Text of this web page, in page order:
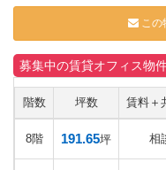
この
募集中の賃貸オフィス物
階数 坪数 賃料＋
8階 191.65坪 相